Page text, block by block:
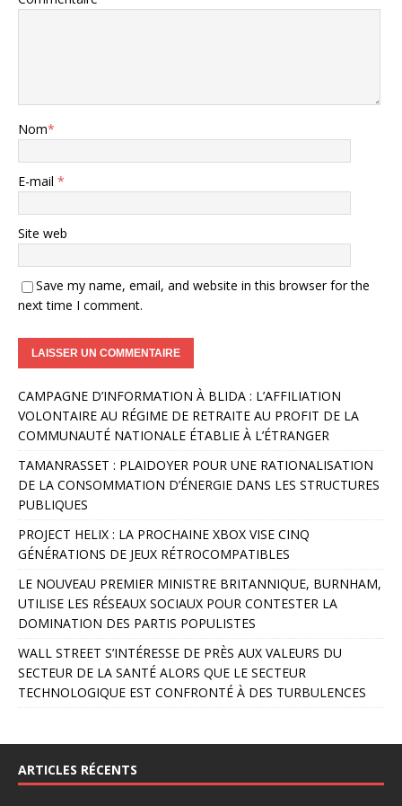
Nom*
E-mail *
Site web
Save my name, email, and website in this browser for the
next time I comment.
l
t
e
r
n
a
t
i
v
e
:
CAMPAGNE D’INFORMATION À BLIDA : L’AFFILIATION
VOLONTAIRE AU RÉGIME DE RETRAITE AU PROFIT DE LA
COMMUNAUTÉ NATIONALE ÉTABLIE À L’ÉTRANGER
TAMANRASSET : PLAIDOYER POUR UNE RATIONALISATION
DE LA CONSOMMATION D’ÉNERGIE DANS LES STRUCTURES
PUBLIQUES
PROJECT HELIX : LA PROCHAINE XBOX VISE CINQ
GÉNÉRATIONS DE JEUX RÉTROCOMPATIBLES
LE NOUVEAU PREMIER MINISTRE BRITANNIQUE, BURNHAM,
UTILISE LES RÉSEAUX SOCIAUX POUR CONTESTER LA
DOMINATION DES PARTIS POPULISTES
WALL STREET S’INTÉRESSE DE PRÈS AUX VALEURS DU
SECTEUR DE LA SANTÉ ALORS QUE LE SECTEUR
TECHNOLOGIQUE EST CONFRONTÉ À DES TURBULENCES
ARTICLES RÉCENTS